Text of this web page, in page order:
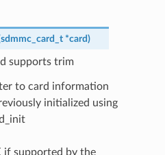
sdmmc_card_t *card)
supports trim
to card information
initialized using
if supported by the